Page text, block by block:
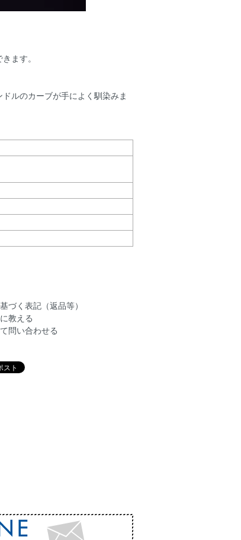
ます。
ルのカーブが手によく馴染みま
づく表記（返品等）
教える
問い合わせる